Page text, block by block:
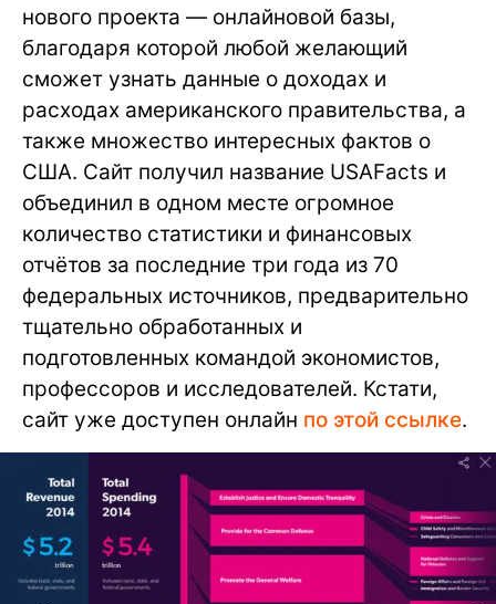
нового проекта — онлайновой базы,
благодаря которой любой желающий
сможет узнать данные о доходах и
расходах американского правительства, а
также множество интересных фактов о
США. Сайт получил название USAFacts и
объединил в одном месте огромное
количество статистики и финансовых
отчётов за последние три года из 70
федеральных источников, предварительно
тщательно обработанных и
подготовленных командой экономистов,
профессоров и исследователей. Кстати,
сайт уже доступен онлайн по этой ссылке.